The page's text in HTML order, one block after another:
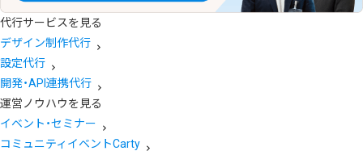
代行サービスを見る
デザイン制作代行
設定代行
開発・API連携代行
運営ノウハウを見る
イベント・セミナー
コミュニティイベントCarty